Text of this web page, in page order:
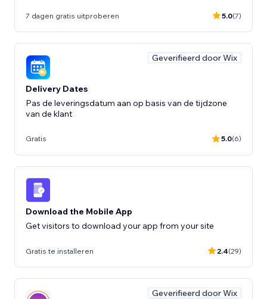
7 dagen gratis uitproberen 5.0(7)
Geverifieerd door Wix
Delivery Dates
Pas de leveringsdatum aan op basis van de tijdzone
van de klant
Gratis 5.0(6)
Download the Mobile App
Get visitors to download your app from your site
Gratis te installeren 2.4(29)
Geverifieerd door Wix